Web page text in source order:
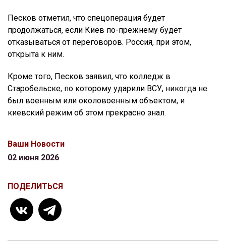
Песков отметил, что спецоперация будет
продолжаться, если Киев по-прежнему будет
отказываться от переговоров. Россия, при этом,
открыта к ним.
Кроме того, Песков заявил, что колледж в
Старобельске, по которому ударили ВСУ, никогда не
был военным или околовоенным объектом, и
киевский режим об этом прекрасно знал.
Ваши Новости
02 июня 2026
ПОДЕЛИТЬСЯ